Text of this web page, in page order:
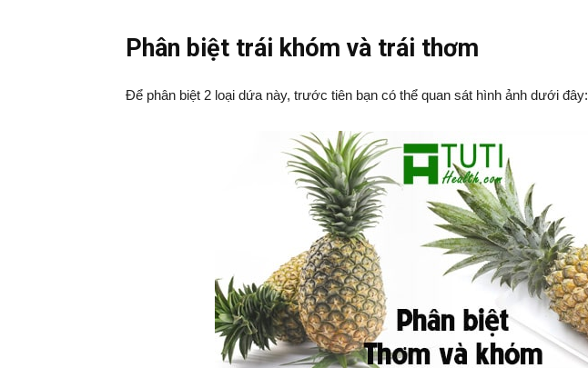
Phân biệt trái khóm và trái thơm
Để phân biệt 2 loại dứa này, trước tiên bạn có thể quan sát hình ảnh dưới đây: